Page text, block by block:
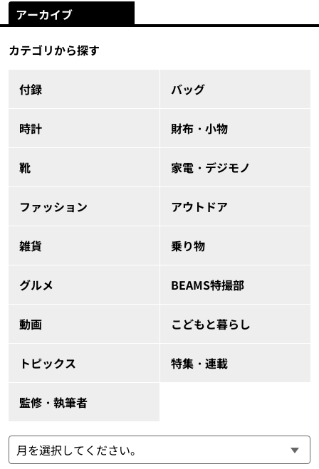
アーカイブ
カテゴリから探す
付録 バッグ
時計 財布・小物
靴 家電・デジモノ
ファッション アウトドア
雑貨 乗り物
グルメ BEAMS特撮部
動画 こどもと暮らし
トピックス 特集・連載
監修・執筆者